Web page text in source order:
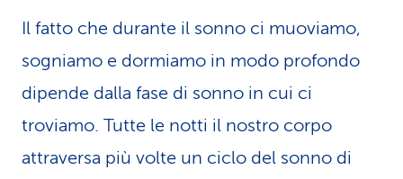
m
e
n
Il fatto che durante il sonno ci muoviamo,
sogniamo e dormiamo in modo profondo
dipende dalla fase di sonno in cui ci
troviamo. Tutte le notti il nostro corpo
attraversa più volte un ciclo del sonno di